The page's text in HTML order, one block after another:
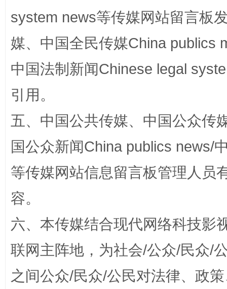
招工难、用工荒背后
system news等传媒网站留言板
媒、中国全民传媒China publics
中国法制新闻Chinese legal
引用。
五、中国公共传媒、中国公众传
国公众新闻China publics news/
等传媒网站信息留言板管理人员
容。
六、本传媒结合现代网络科技影
联网主阵地，为社会/公众/民众/
之间公众/民众/公民对法律、政